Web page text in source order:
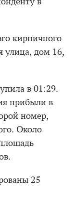
кирпичного
улица, дом 16,
в 01:29.
прибыли в
номер,
Около
25